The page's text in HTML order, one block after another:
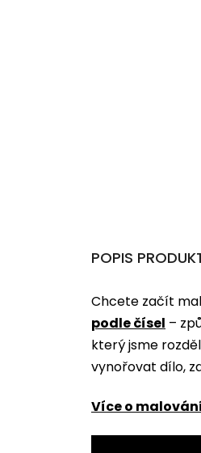
POPIS
Chcete začít
podle čísel ­­–
který jsme
vynořovat dílo,
Více o